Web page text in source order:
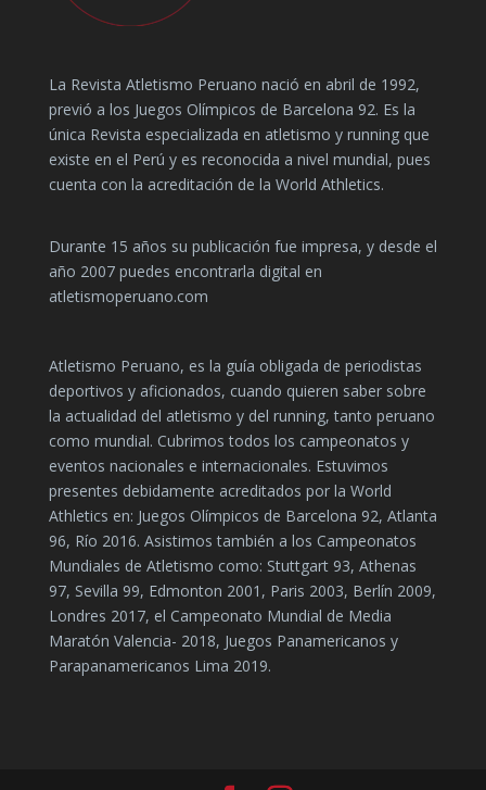
La Revista Atletismo Peruano nació en abril de 1992,
previó a los Juegos Olímpicos de Barcelona 92. Es la
única Revista especializada en atletismo y running que
existe en el Perú y es reconocida a nivel mundial, pues
cuenta con la acreditación de la World Athletics.
Durante 15 años su publicación fue impresa, y desde el
año 2007 puedes encontrarla digital en
atletismoperuano.com
Atletismo Peruano, es la guía obligada de periodistas
deportivos y aficionados, cuando quieren saber sobre
la actualidad del atletismo y del running, tanto peruano
como mundial. Cubrimos todos los campeonatos y
eventos nacionales e internacionales. Estuvimos
presentes debidamente acreditados por la World
Athletics en: Juegos Olímpicos de Barcelona 92, Atlanta
96, Río 2016. Asistimos también a los Campeonatos
Mundiales de Atletismo como: Stuttgart 93, Athenas
97, Sevilla 99, Edmonton 2001, Paris 2003, Berlín 2009,
Londres 2017, el Campeonato Mundial de Media
Maratón Valencia- 2018, Juegos Panamericanos y
Parapanamericanos Lima 2019.